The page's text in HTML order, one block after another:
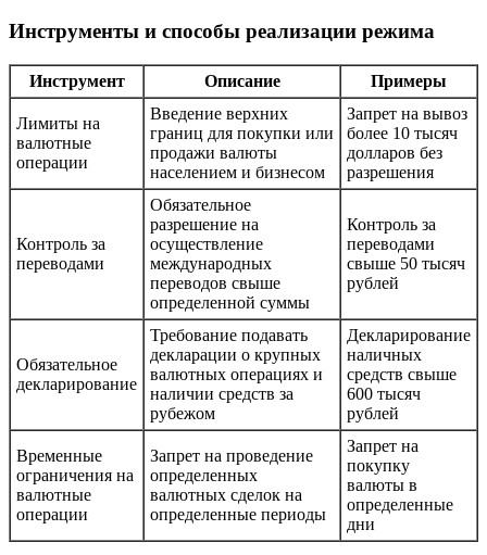
Инструменты и способы реализации режима
Инструмент Описание Примеры
Лимиты на
валютные
операции
Введение верхних
границ для покупки или
продажи валюты
населением и бизнесом
Запрет на вывоз
более 10 тысяч
долларов без
разрешения
Контроль за
переводами
Обязательное
разрешение на
осуществление
международных
переводов свыше
определенной суммы
Контроль за
переводами
свыше 50 тысяч
рублей
Обязательное
декларирование
Требование подавать
декларации о крупных
валютных операциях и
наличии средств за
рубежом
Декларирование
наличных
средств свыше
600 тысяч
рублей
Временные
ограничения на
валютные
операции
Запрет на проведение
определенных
валютных сделок на
определенные периоды
Запрет на
покупку
валюты в
определенные
дни